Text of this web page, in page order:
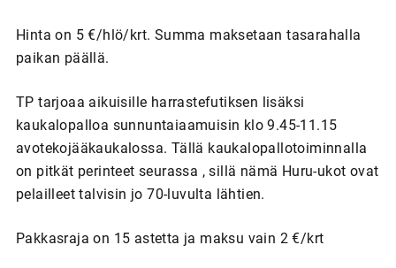
Hinta on 5 €/hlö/krt. Summa maksetaan tasarahalla
paikan päällä.
TP tarjoaa aikuisille harrastefutiksen lisäksi
kaukalopalloa sunnuntaiaamuisin klo 9.45-11.15
avotekojääkaukalossa. Tällä kaukalopallotoiminnalla
on pitkät perinteet seurassa , sillä nämä Huru-ukot ovat
pelailleet talvisin jo 70-luvulta lähtien.
Pakkasraja on 15 astetta ja maksu vain 2 €/krt